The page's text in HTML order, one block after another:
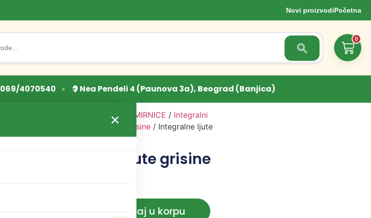
Novi proizvodiPočetna
Search Button
0
069/4070540 • Nea Pendeli 4 (Paunova 3a), Beograd (Banjica)
×
OSNOVNE NAMIRNICE / Integralni
Integralne grisine / Integralne ljute
grisine 2kg
Integralne ljute grisine
CENA:1.100RSD
− + Dodaj u korpu